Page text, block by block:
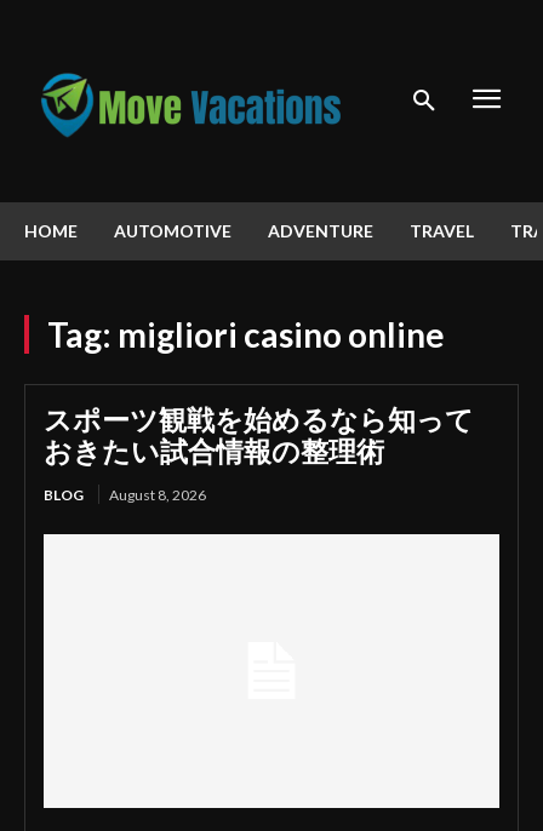
HOME AUTOMOTIVE ADVENTURE TRAVEL
Tag: migliori casino online
スポーツ観戦を始めるなら知って
おきたい試合情報の整理術
BLOG August 8, 2026